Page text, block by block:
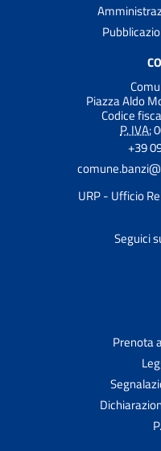
Piazza Aldo
Codice
P. IVA:
+39
URP - Ufficio
Seguici
Prenota